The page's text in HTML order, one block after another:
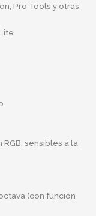
Pro Tools y otras
sensibles a la
(con función